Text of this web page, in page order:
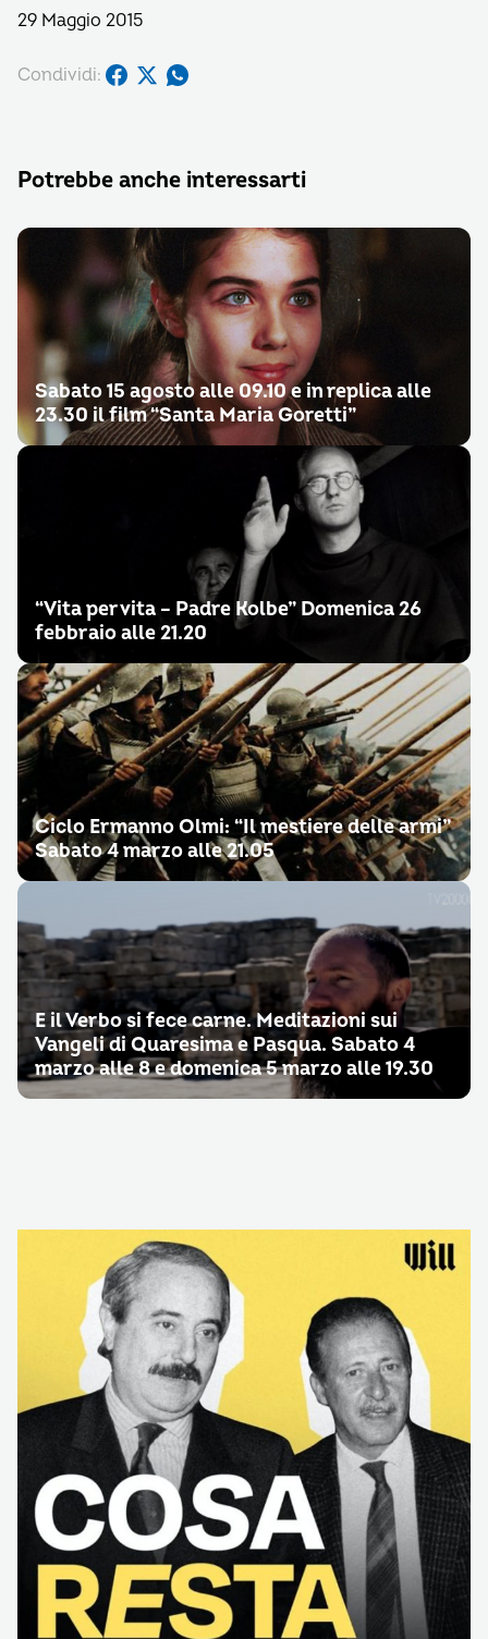
29 Maggio 2015
Condividi:
Potrebbe anche interessarti
Sabato 15 agosto alle 09.10 e in replica alle
23.30 il film “Santa Maria Goretti”
“Vita per vita – Padre Kolbe” Domenica 26
febbraio alle 21.20
Ciclo Ermanno Olmi: “Il mestiere delle armi”
Sabato 4 marzo alle 21.05
E il Verbo si fece carne. Meditazioni sui
Vangeli di Quaresima e Pasqua. Sabato 4
marzo alle 8 e domenica 5 marzo alle 19.30